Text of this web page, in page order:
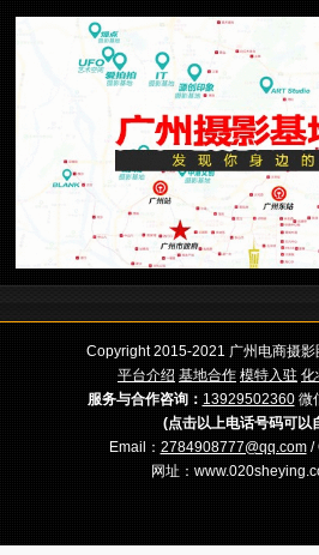
Copyright 2015-2021 广州电商摄
平台介绍 基地合作 模特入驻 化
服务与合作咨询： 13929502360微
(点击以上电话号码可以
Email： 2784908777@qq.com/
网址：